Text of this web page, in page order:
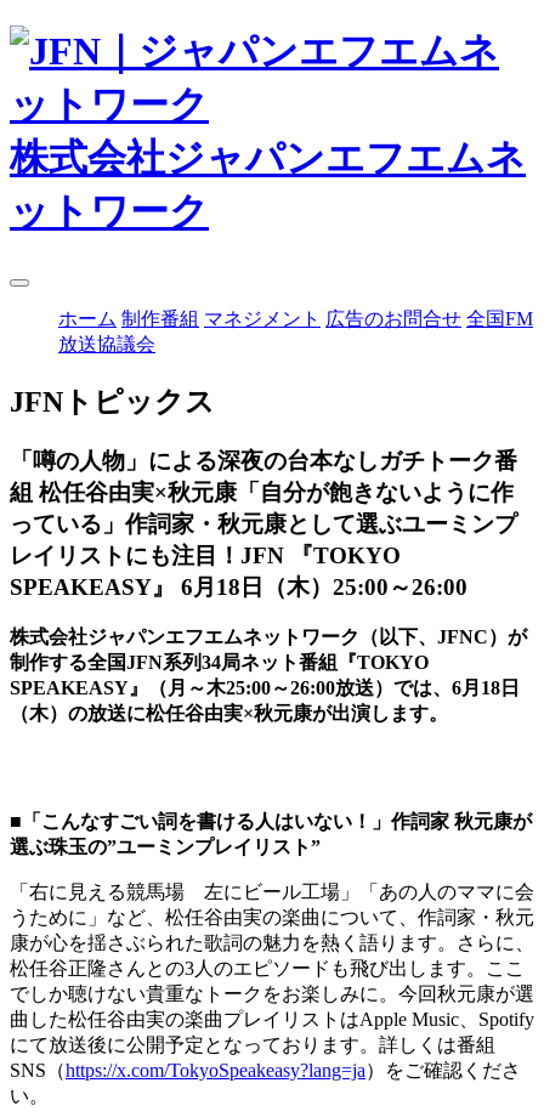
株式会社ジャパンエフエムネ
ットワーク
ホーム 制作番組 マネジメント 広告のお問合せ 全国FM
放送協議会
JFNトピックス
「噂の人物」による深夜の台本なしガチトーク番
組 松任谷由実×秋元康「自分が飽きないように作
っている」作詞家・秋元康として選ぶユーミンプ
レイリストにも注目！JFN 『TOKYO
SPEAKEASY』 6月18日（木）25:00～26:00
株式会社ジャパンエフエムネットワーク（以下、JFNC）が
制作する全国JFN系列34局ネット番組『TOKYO
SPEAKEASY』（月～木25:00～26:00放送）では、6月18日
（木）の放送に松任谷由実×秋元康が出演します。
■「こんなすごい詞を書ける人はいない！」作詞家 秋元康が
選ぶ珠玉の”ユーミンプレイリスト”
「右に見える競馬場 左にビール工場」「あの人のママに会
うために」など、松任谷由実の楽曲について、作詞家・秋元
康が心を揺さぶられた歌詞の魅力を熱く語ります。さらに、
松任谷正隆さんとの3人のエピソードも飛び出します。ここ
でしか聴けない貴重なトークをお楽しみに。今回秋元康が選
曲した松任谷由実の楽曲プレイリストはApple Music、Spotify
にて放送後に公開予定となっております。詳しくは番組
SNS（https://x.com/TokyoSpeakeasy?lang=ja）をご確認くださ
い。